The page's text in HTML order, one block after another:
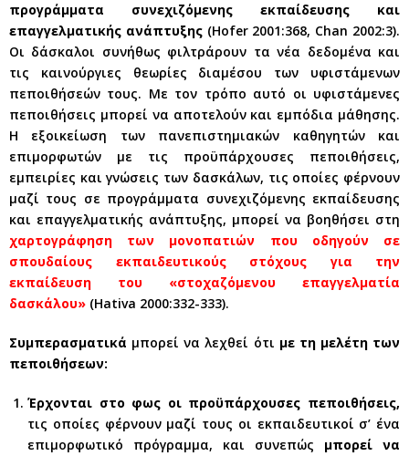
προγράμματα συνεχιζόμενης εκπαίδευσης και
επαγγελματικής ανάπτυξης(Hofer 2001:368, Chan 2002:3).
Οι δάσκαλοι συνήθως φιλτράρουν τα νέα δεδομένα και
τις καινούργιες θεωρίες διαµέσου των υφιστάμενων
πεποιθήσεών τους. Με τον τρόπο αυτό οι υφιστάμενες
πεποιθήσεις μπορεί να αποτελούν και εμπόδια μάθησης.
Η εξοικείωση των πανεπιστημιακών καθηγητών και
επιμορφωτών με τις προϋπάρχουσες πεποιθήσεις,
εμπειρίες και γνώσεις των δασκάλων, τις οποίες φέρνουν
μαζί τους σε προγράμματα συνεχιζόμενης εκπαίδευσης
και επαγγελματικής ανάπτυξης, μπορεί να βοηθήσει στη
χαρτογράφηση των μονοπατιών που οδηγούν σε
σπουδαίους εκπαιδευτικούς στόχους για την
εκπαίδευση του «στοχαζόμενου επαγγελματία
δασκάλου» (Hativa 2000:332-333).
Συμπερασματικά μπορεί να λεχθεί ότι με τη μελέτη των
πεποιθήσεων:
Έρχονται στο φως οι προϋπάρχουσες πεποιθήσεις,
τις οποίες φέρνουν μαζί τους οι εκπαιδευτικοί σ’ ένα
επιμορφωτικό πρόγραμμα, και συνεπώς μπορεί να